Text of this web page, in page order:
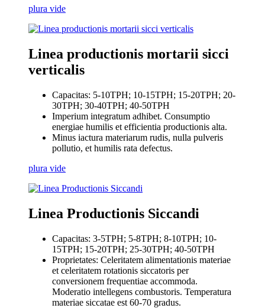
plura vide
Linea productionis mortarii sicci
verticalis
Capacitas: 5-10TPH; 10-15TPH; 15-20TPH; 20-
30TPH; 30-40TPH; 40-50TPH
Imperium integratum adhibet. Consumptio
energiae humilis et efficientia productionis alta.
Minus iactura materiarum rudis, nulla pulveris
pollutio, et humilis rata defectus.
plura vide
Linea Productionis Siccandi
Capacitas: 3-5TPH; 5-8TPH; 8-10TPH; 10-
15TPH; 15-20TPH; 25-30TPH; 40-50TPH
Proprietates: Celeritatem alimentationis materiae
et celeritatem rotationis siccatoris per
conversionem frequentiae accommoda.
Moderatio intellegens combustoris. Temperatura
materiae siccatae est 60-70 gradus.